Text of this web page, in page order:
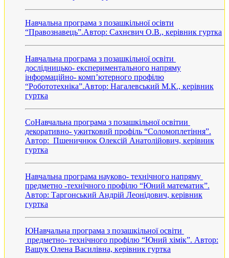
Навчальна програма з позашкільної осівти
“Правознавець”.Автор: Сахнєвич О.В., керівник гуртка
Навчальна програма з позашкільної освіти
дослідницько- експериментального напряму
інформаційно- комп’ютерного профілю
“Робототехніка”.Автор: Нагалевський М.К., керівник
гуртка
СоНавчальна програма з позашкільної освітии
декоративно- ужитковий профіль “Соломоплетіння”.
Автор: Пшеничнюк Олексій Анатолійович, керівник
гуртка
Навчальна програма науково- технічного напряму
предметно -технічного профілю “Юний математик”.
Автор: Таргонський Андрій Леонідович, керівник
гуртка
ЮНавчальна програма з позашкільної освіти
предметно- технічного профілю “Юний хімік”. Автор:
Ващук Олена Василівна, керівник гуртка